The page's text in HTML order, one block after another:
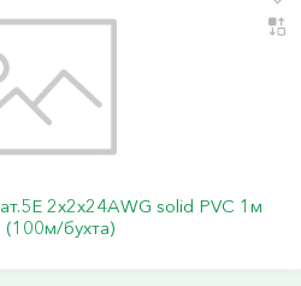
2х2х24AWG solid PVC 1м
бухта)